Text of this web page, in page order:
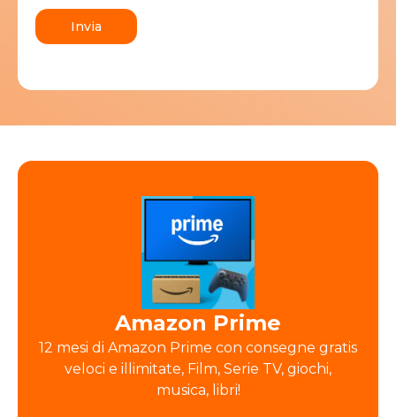
Invia
Amazon Prime
12 mesi di Amazon Prime con consegne gratis
veloci e illimitate, Film, Serie TV, giochi,
musica, libri!